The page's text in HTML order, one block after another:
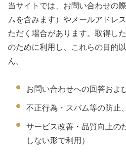
当サイトでは、お問い合わせの
ムを含みます）やメールアドレ
ただく場合があります。取得し
のために利用し、これらの目的
ん。
お問い合わせへの回答およ
不正行為・スパム等の防止
サービス改善・品質向上の
しない形で利用）